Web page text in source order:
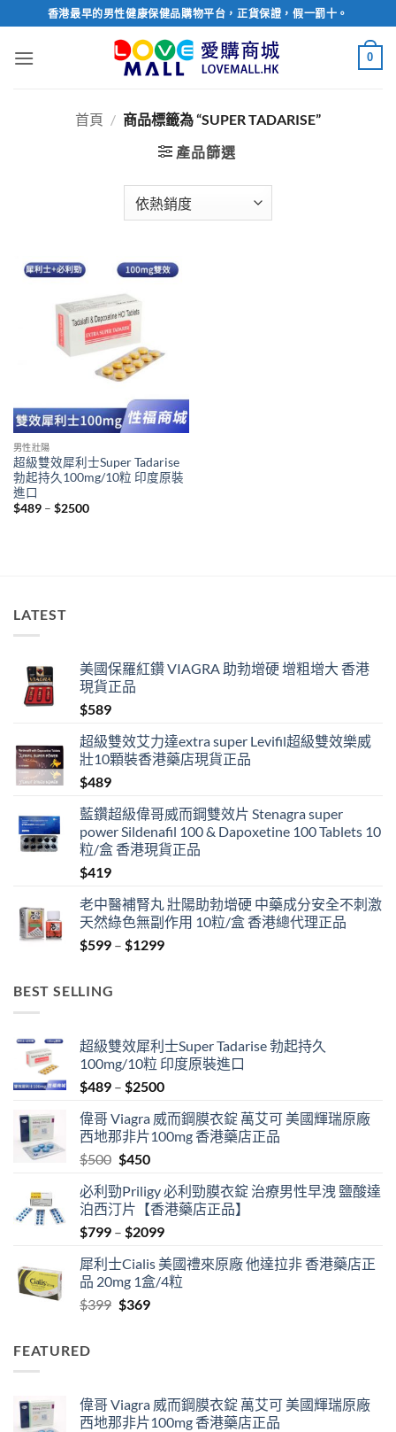
to
content
香港最早的男性健康保健品購物平台，正貨保證，假一罰十。
0
首頁 / 商品標籤為 “SUPER TADARISE”
產品篩選
男性壯陽
超級雙效犀利士Super Tadarise
勃起持久100mg/10粒 印度原裝
進口
$489 – $2500Price
LATEST
美國保羅紅鑽 VIAGRA 助勃增硬 增粗增大 香港
現貨正品
$589
超級雙效艾力達extra super Levifil超級雙效樂威
壯10顆裝香港藥店現貨正品
$489
藍鑽超級偉哥威而鋼雙效片 Stenagra super
power Sildenafil 100 & Dapoxetine 100 Tablets 10
粒/盒 香港現貨正品
$419
老中醫補腎丸 壯陽助勃增硬 中藥成分安全不刺激
天然綠色無副作用 10粒/盒 香港總代理正品
$599 – $1299Price
BEST SELLING
超級雙效犀利士Super Tadarise 勃起持久
100mg/10粒 印度原裝進口
$489 – $2500Price
$489
through
偉哥 Viagra 威而鋼膜衣錠 萬艾可 美國輝瑞原廠
西地那非片100mg 香港藥店正品
$500 Original
was:
$500.
$450Current
is:
$450.
必利勁Priligy 必利勁膜衣錠 治療男性早洩 鹽酸達
泊西汀片【香港藥店正品】
$799 – $2099Price
$799
through
犀利士Cialis 美國禮來原廠 他達拉非 香港藥店正
品 20mg 1盒/4粒
$399 Original
$369Current
FEATURED
偉哥 Viagra 威而鋼膜衣錠 萬艾可 美國輝瑞原廠
西地那非片100mg 香港藥店正品